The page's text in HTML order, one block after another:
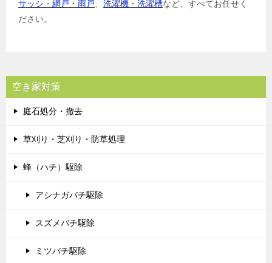
サッシ・網戸・雨戸 洗濯機・洗濯槽など、すべてお任せく
ださい。
空き家対策
庭石処分・撤去
草刈り・芝刈り・防草処理
蜂（ハチ）駆除
アシナガバチ駆除
スズメバチ駆除
ミツバチ駆除